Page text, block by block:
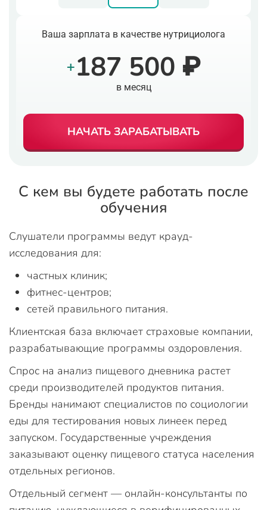
Ваша зарплата в качестве нутрициолога
+187 500 ₽
в месяц
НАЧАТЬ ЗАРАБАТЫВАТЬ
С кем вы будете работать после
обучения
Слушатели программы ведут крауд-
исследования для:
частных клиник;
фитнес-центров;
сетей правильного питания.
Клиентская база включает страховые компании,
разрабатывающие программы оздоровления.
Спрос на анализ пищевого дневника растет
среди производителей продуктов питания.
Бренды нанимают специалистов по социологии
еды для тестирования новых линеек перед
запуском. Государственные учреждения
заказывают оценку пищевого статуса населения
отдельных регионов.
Отдельный сегмент — онлайн-консультанты по